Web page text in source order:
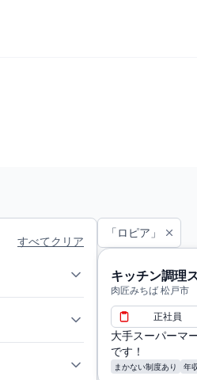
すべてクリア
「ロピア」
キッチン調理
肉匠みちば 松戸市
正社員
大手スーパーマ
です！
まかない制度あり 年